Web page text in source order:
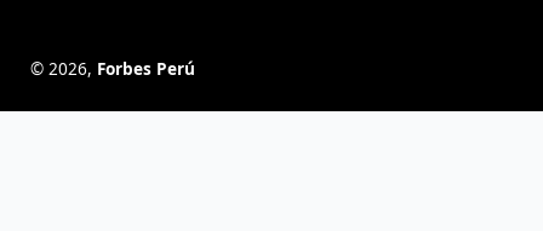
© 2026, Forbes Perú